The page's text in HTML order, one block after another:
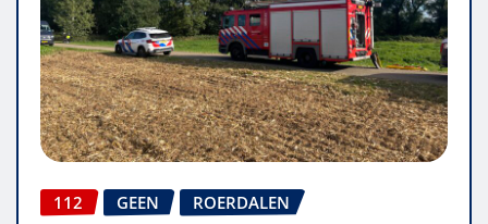
112 GEEN ROERDALEN